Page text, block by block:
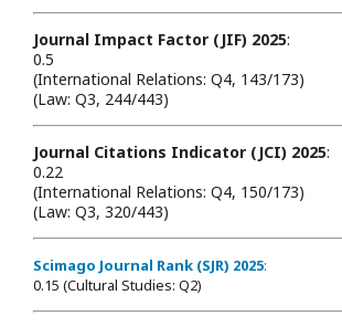
Journal Impact Factor (JIF) 2025:
0.5
(International Relations: Q4, 143/173)
(Law: Q3, 244/443)
Journal Citations Indicator (JCI) 2025:
0.22
(International Relations: Q4, 150/173)
(Law: Q3, 320/443)
Scimago Journal Rank (SJR) 2025:
0.15 (Cultural Studies: Q2)